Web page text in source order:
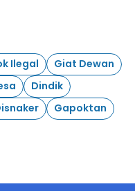
Ilegal
Giat Dewan
Dindik
Gapoktan